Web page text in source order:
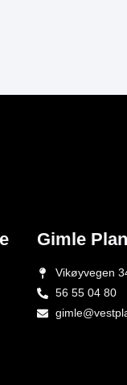
Gimle
Vikøyvegen
56 55 04 80